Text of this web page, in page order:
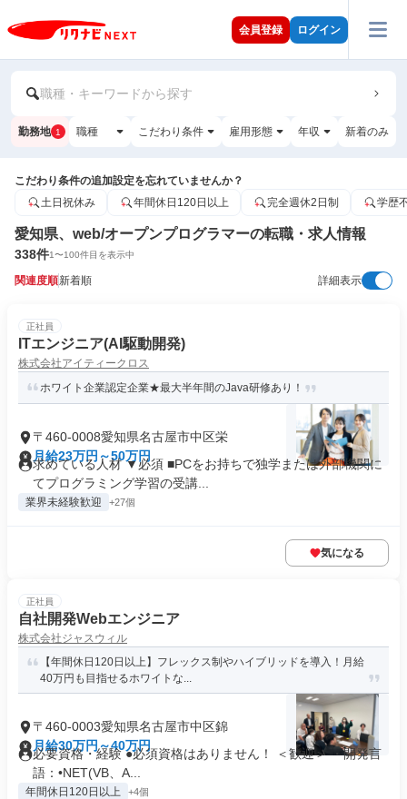
会員登録 ログイン
職種・キーワードから探す
勤務地 1 職種 こだわり条件 雇用形態 年収 新着のみ
こだわり条件の追加設定を忘れていませんか？
土日祝休み
年間休日120日以上 完全週休2日制 学歴
愛知県、web/オープンプログラマーの転職・求人情報
338件1〜100件目を表示中
関連度順新着順 詳細表示
正社員
ITエンジニア(AI駆動開発)
株式会社アイティークロス
ホワイト企業認定企業★最大半年間のJava研修あり！
〒460-0008愛知県名古屋市中区栄
月給23万円～50万円
求めている人材 ▼必須 ■PCをお持ちで独学または外部機関に
てプログラミング学習の受講...
業界未経験歓迎 +27個
気になる
正社員
自社開発Webエンジニア
株式会社ジャスウィル
【年間休日120日以上】フレックス制やハイブリッドを導入！月給
40万円も目指せるホワイトな...
〒460-0003愛知県名古屋市中区錦
月給30万円～40万円
必要資格・経験 ●必須資格はありません！ ＜歓迎＞ ・開発言
語：•NET(VB、A...
年間休日120日以上 +4個